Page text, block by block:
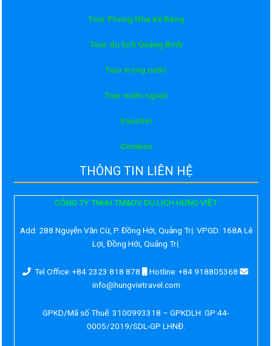
Tour Phong Nha Kẻ Bàng
Tour du lịch Quảng Bình
Tour trong nước
Tour nước ngoài
Voucher
Comboo
THÔNG TIN LIÊN HỆ
CÔNG TY TNHH TM&DV DU LỊCH HƯNG VIỆT
Add: 288 Nguyễn Văn Cừ, P. Đồng Hới, Quảng Trị. VPGD: 168A Lê
Lợi, Đồng Hới, Quảng Trị.
Tel Office: +84 2323 818 878
Hotline: +84 918805368
info@hungvietravel.com
GPKD/Mã số Thuế: 3100993318 – GPKDLH: GP:44-
0005/2019/SDL-GP LHNĐ.